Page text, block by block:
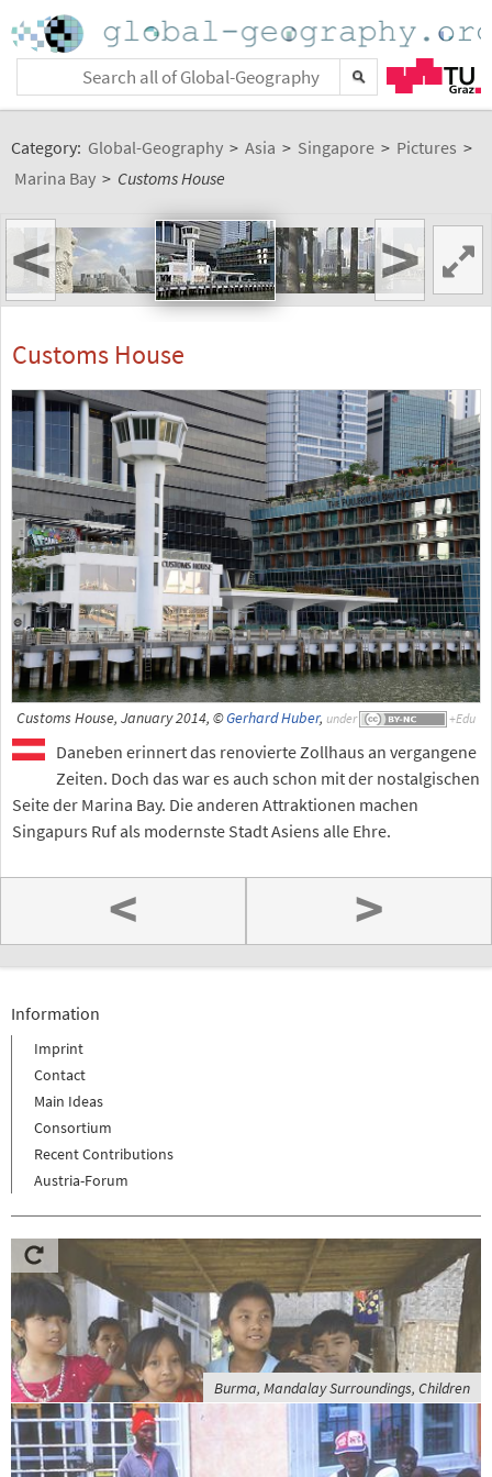
Category: Global-Geography > Asia > Singapore > Pictures >
Marina Bay > Customs House
< >
Customs House
Customs House, January 2014, ©Gerhard Huber, under
Daneben erinnert das renovierte Zollhaus an vergangene
Zeiten. Doch das war es auch schon mit der nostalgischen
Seite der Marina Bay. Die anderen Attraktionen machen
Singapurs Ruf als modernste Stadt Asiens alle Ehre.
< >
Information
Imprint
Contact
Main Ideas
Consortium
Recent Contributions
Austria-Forum
Burma, Mandalay Surroundings, Children